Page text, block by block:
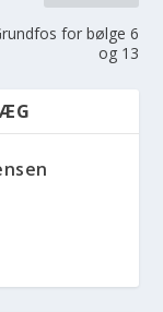
for bølge 6
og 13